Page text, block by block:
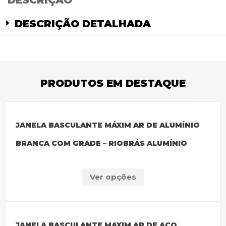
DESCRIÇÃO DETALHADA
PRODUTOS EM DESTAQUE
JANELA BASCULANTE MÁXIM AR DE ALUMÍNIO
BRANCA COM GRADE – RIOBRÁS ALUMÍNIO
Ver opções